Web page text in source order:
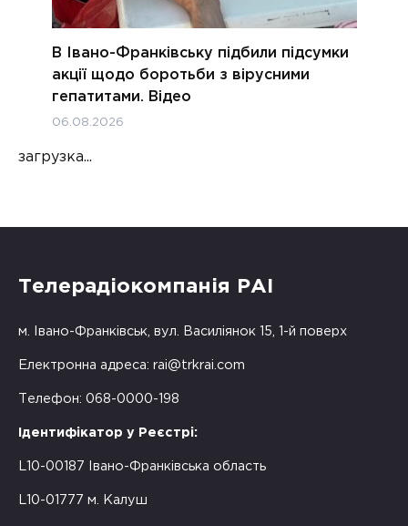
В Івано-Франківську підбили підсумки
акції щодо боротьби з вірусними
гепатитами. Відео
06.08.2026
загрузка...
Телерадіокомпанія РАІ
м. Івано-Франківськ, вул. Василіянок 15, 1-й поверх
Електронна адреса: rai@trkrai.com
Телефон: 068-0000-198
Ідентифікатор у Реєстрі:
L10-00187 Івано-Франківська область
L10-01777 м. Калуш